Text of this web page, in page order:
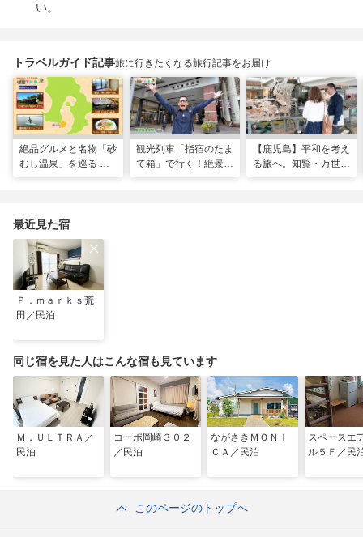
い。
トラベルガイド記事旅に行きたくなる旅行記事をお届け
絶品グルメと名物「砂
むし温泉」を巡る 心
観光列車「指宿のたま
て箱」で行く！絶景グ
【鹿児島】平和を考え
る旅へ。知覧・万世で
最近見た宿
Ｐ．ｍａｒｋｓ荒
田／民泊
同じ宿を見た人はこんな宿も見ています
Ｍ．ＵＬＴＲＡ／
民泊
コーポ岡崎３０２
／民泊
ながさきＭＯＮＩ
ＣＡ／民泊
スペースエ
ル５Ｆ／民
このページのトップへ